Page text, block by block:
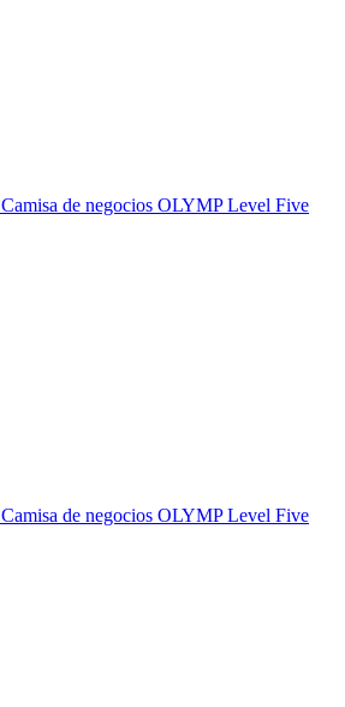
Camisa de negocios OLYMP Level Five
Camisa de negocios OLYMP Level Five